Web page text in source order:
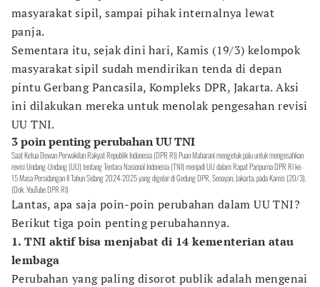
masyarakat sipil, sampai pihak internalnya lewat
panja.
Sementara itu, sejak dini hari, Kamis (19/3) kelompok
masyarakat sipil sudah mendirikan tenda di depan
pintu Gerbang Pancasila, Kompleks DPR, Jakarta. Aksi
ini dilakukan mereka untuk menolak pengesahan revisi
UU TNI.
3 poin penting perubahan UU TNI
Saat Ketua Dewan Perwakilan Rakyat Republik Indonesia (DPR RI) Puan Maharani mengetuk palu untuk mengesahkan
revisi Undang-Undang (UU) tentang Tentara Nasional Indonesia (TNI) menjadi UU dalam Rapat Paripurna DPR RI ke-
15 Masa Persidangan II Tahun Sidang 2024-2025 yang digelar di Gedung DPR, Senayan, Jakarta, pada Kamis (20/3).
(Dok. YouTube DPR RI)
Lantas, apa saja poin-poin perubahan dalam UU TNI?
Berikut tiga poin penting perubahannya.
1. TNI aktif bisa menjabat di 14 kementerian atau
lembaga
Perubahan yang paling disorot publik adalah mengenai